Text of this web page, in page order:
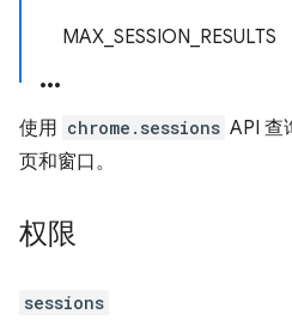
MAX_SESSION_RESULTS
使用 chrome.sessions API 查
页和窗口。
权限
sessions